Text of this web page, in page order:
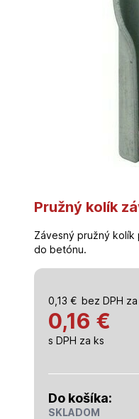
Pružný kolík
Závesný pružný
do betónu.
0,13 € bez DPH
0,16 €
s DPH za ks
Do košíka:
SKLADOM